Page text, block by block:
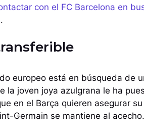
con el FC Barcelona en
europeo está en búsqueda de
la joven joya azulgrana le ha
en el Barça quieren asegurar
Germain se mantiene al acecho.